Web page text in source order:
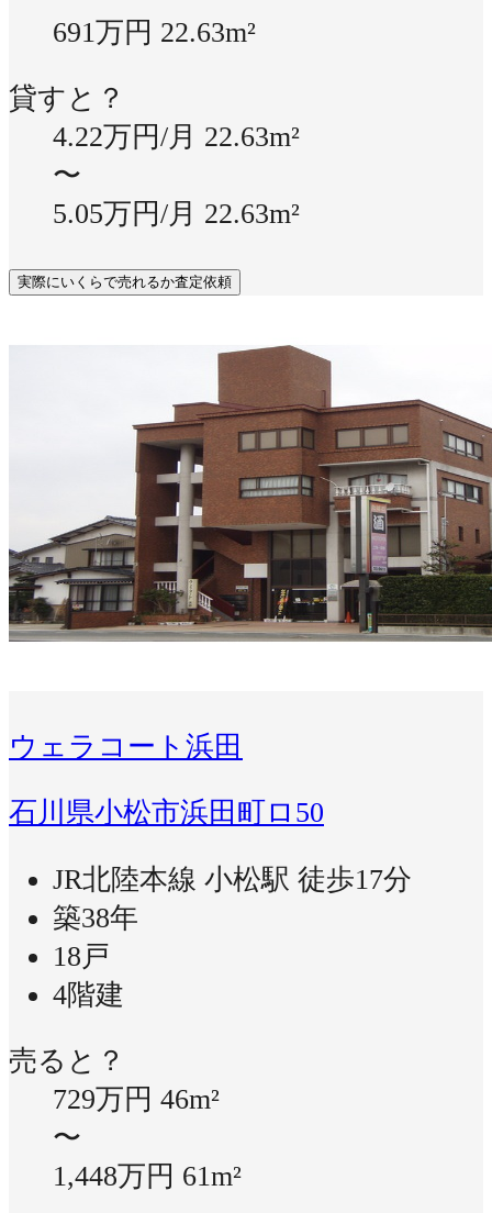
691万円 22.63m²
貸すと？
4.22万円/月 22.63m²
〜
5.05万円/月 22.63m²
実際にいくらで売れるか査定依頼
ウェラコート浜田
石川県小松市浜田町ロ50
JR北陸本線 小松駅 徒歩17分
築38年
18戸
4階建
売ると？
729万円 46m²
〜
1,448万円 61m²